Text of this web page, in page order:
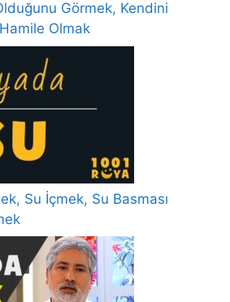
Görmek, Kendini
Olmak
Su İçmek, Su Basması